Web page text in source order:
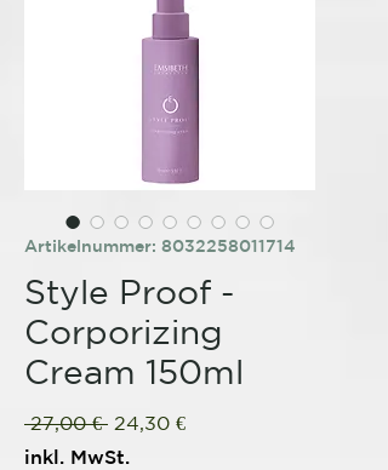
Artikelnummer: 8032258011714
Style Proof -
Corporizing
Cream 150ml
27,00 € Standardpreis
24,30 €Sale-
inkl. MwSt.